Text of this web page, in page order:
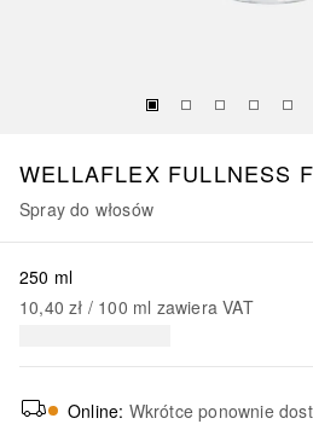
WELLAFLEX FULLNESS
Spray do włosów
250 ml
10,40 zł / 100 ml zawiera VAT
Online: Wkrótce ponownie